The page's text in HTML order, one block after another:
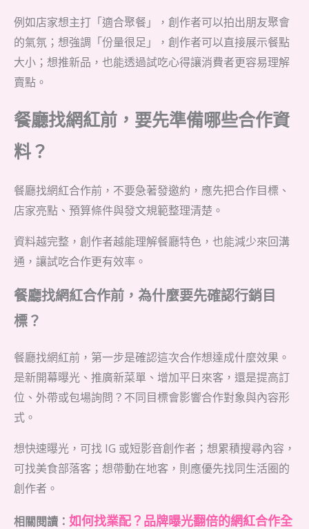
例如店家想主打「適合聚餐」，創作者可以拍出朋友聚會
的氣氛；想強調「份量很足」，創作者可以直接展示餐點
大小；想推新品，也能透過試吃心得讓消費者更容易理解
賣點。
餐廳找網紅前，要先準備哪些合作資
料？
餐廳找網紅合作前，不要急著發邀約，應先把合作目標、
店家亮點、預算條件與發文規範整理清楚。
資料越完整，創作者越能理解餐廳特色，也能減少來回溝
通，讓試吃合作更有效率。
餐廳找網紅合作前，為什麼要先確認行銷目
標？
餐廳找網紅前，第一步是確認這次合作想達成什麼效果。
是新開幕曝光、推廣新菜單、增加平日來客，還是提高訂
位、外帶或包場詢問？不同目標會影響合作對象與內容形
式。
想快速曝光，可找 IG 或短影音創作者；想累積搜尋內容，
可找美食部落客；想帶動在地客，則應優先找同生活圈的
創作者。
相關閱讀： 如何找業配？品牌曝光翻倍的網紅合作全